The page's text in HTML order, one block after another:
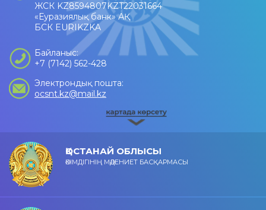
ЖСК KZ8594807KZT22031664
«Еуразиялық банк» АҚ
БСК EURIKZKA
Байланыс:
+7 (7142) 562-428
Электрондық пошта:
ocsnt.kz@mail.kz
ҚОСТАНАЙ ОБЛЫСЫ
ӘКІМДІГІНІҢ МӘДЕНИЕТ БАСҚАРМАСЫ